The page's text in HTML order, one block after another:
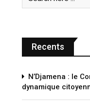
Recents
N’Djamena : le
dynamique